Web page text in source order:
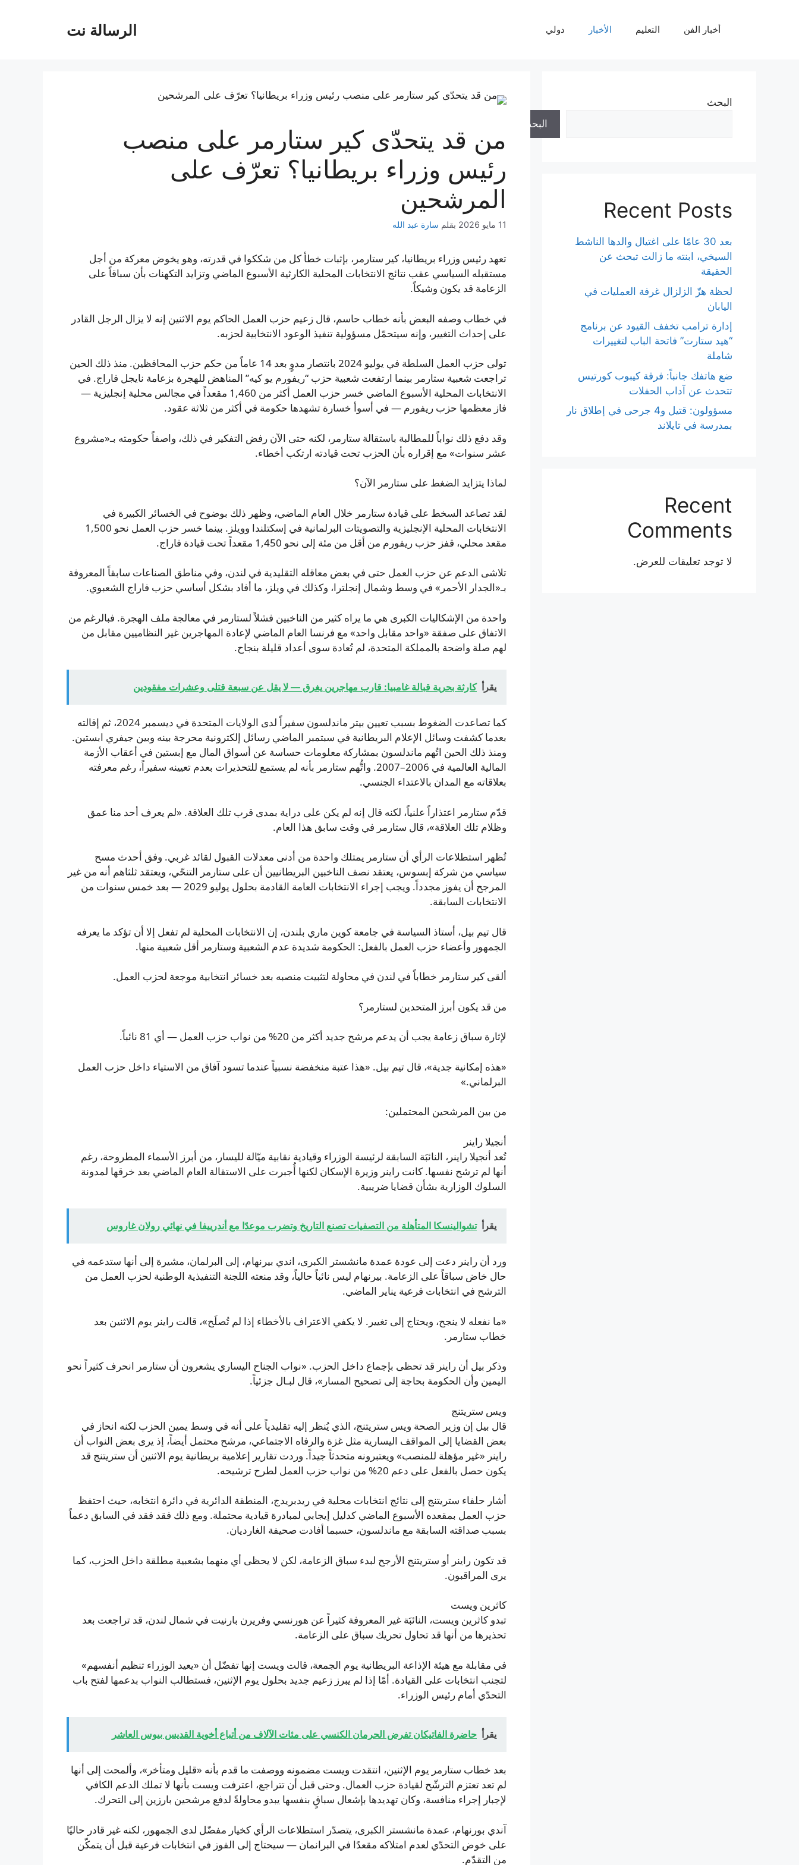
الرسالة نت أخبار الفن التعليم الأخبار دولي
من قد يتحدّى كير ستارمر على منصب
رئيس وزراء بريطانيا؟ تعرّف على
المرشحين
11 مايو 2026 بقلم سارة عبد الله
تعهد رئيس وزراء بريطانيا، كير ستارمر، بإثبات خطأ كل من شككوا في قدرته، وهو يخوض معركة من أجل
مستقبله السياسي عقب نتائج الانتخابات المحلية الكارثية الأسبوع الماضي وتزايد التكهنات بأن سباقاً على
الزعامة قد يكون وشيكاً.
في خطاب وصفه البعض بأنه خطاب حاسم، قال زعيم حزب العمل الحاكم يوم الاثنين إنه لا يزال الرجل القادر
على إحداث التغيير، وإنه سيتحمّل مسؤولية تنفيذ الوعود الانتخابية لحزبه.
تولى حزب العمل السلطة في يوليو 2024 بانتصار مدوٍ بعد 14 عاماً من حكم حزب المحافظين. منذ ذلك الحين
تراجعت شعبية ستارمر بينما ارتفعت شعبية حزب “ريفورم يو كيه” المناهض للهجرة بزعامة نايجل فاراج. في
الانتخابات المحلية الأسبوع الماضي خسر حزب العمل أكثر من 1,460 مقعداً في مجالس محلية إنجليزية —
فاز معظمها حزب ريفورم — في أسوأ خسارة تشهدها حكومة في أكثر من ثلاثة عقود.
وقد دفع ذلك نواباً للمطالبة باستقالة ستارمر، لكنه حتى الآن رفض التفكير في ذلك، واصفاً حكومته بـ«مشروع
عشر سنوات» مع إقراره بأن الحزب تحت قيادته ارتكب أخطاء.
لماذا يتزايد الضغط على ستارمر الآن؟
لقد تصاعد السخط على قيادة ستارمر خلال العام الماضي، وظهر ذلك بوضوح في الخسائر الكبيرة في
الانتخابات المحلية الإنجليزية والتصويتات البرلمانية في إسكتلندا وويلز. بينما خسر حزب العمل نحو 1,500
مقعد محلي، قفز حزب ريفورم من أقل من مئة إلى نحو 1,450 مقعداً تحت قيادة فاراج.
تلاشى الدعم عن حزب العمل حتى في بعض معاقله التقليدية في لندن، وفي مناطق الصناعات سابقاً المعروفة
بـ«الجدار الأحمر» في وسط وشمال إنجلترا، وكذلك في ويلز، ما أفاد بشكل أساسي حزب فاراج الشعبوي.
واحدة من الإشكاليات الكبرى هي ما يراه كثير من الناخبين فشلاً لستارمر في معالجة ملف الهجرة. فبالرغم من
الاتفاق على صفقة «واحد مقابل واحد» مع فرنسا العام الماضي لإعادة المهاجرين غير النظاميين مقابل من
لهم صلة واضحة بالمملكة المتحدة، لم تُعادة سوى أعداد قليلة بنجاح.
يقرأ كارثة بحرية قبالة غامبيا: قارب مهاجرين يغرق — لا يقل عن سبعة قتلى وعشرات مفقودين
كما تصاعدت الضغوط بسبب تعيين بيتر ماندلسون سفيراً لدى الولايات المتحدة في ديسمبر 2024، ثم إقالته
بعدما كشفت وسائل الإعلام البريطانية في سبتمبر الماضي رسائل إلكترونية محرجة بينه وبين جيفري ابستين.
ومنذ ذلك الحين اتُهم ماندلسون بمشاركة معلومات حساسة عن أسواق المال مع إبستين في أعقاب الأزمة
المالية العالمية في 2006–2007. واتُّهم ستارمر بأنه لم يستمع للتحذيرات بعدم تعيينه سفيراً، رغم معرفته
بعلاقاته مع المدان بالاعتداء الجنسي.
قدّم ستارمر اعتذاراً علنياً، لكنه قال إنه لم يكن على دراية بمدى قرب تلك العلاقة. «لم يعرف أحد منا عمق
وظلام تلك العلاقة»، قال ستارمر في وقت سابق هذا العام.
تُظهر استطلاعات الرأي أن ستارمر يمتلك واحدة من أدنى معدلات القبول لقائد غربي. وفق أحدث مسح
سياسي من شركة إبسوس، يعتقد نصف الناخبين البريطانيين أن على ستارمر التنحّي، ويعتقد ثلثاهم أنه من غير
المرجح أن يفوز مجدداً. ويجب إجراء الانتخابات العامة القادمة بحلول يوليو 2029 — بعد خمس سنوات من
الانتخابات السابقة.
قال تيم بيل، أستاذ السياسة في جامعة كوين ماري بلندن، إن الانتخابات المحلية لم تفعل إلا أن تؤكد ما يعرفه
الجمهور وأعضاء حزب العمل بالفعل: الحكومة شديدة عدم الشعبية وستارمر أقل شعبية منها.
ألقى كير ستارمر خطاباً في لندن في محاولة لتثبيت منصبه بعد خسائر انتخابية موجعة لحزب العمل.
من قد يكون أبرز المتحدين لستارمر؟
لإثارة سباق زعامة يجب أن يدعم مرشح جديد أكثر من 20% من نواب حزب العمل — أي 81 نائباً.
«هذه إمكانية جدية»، قال تيم بيل. «هذا عتبة منخفضة نسبياً عندما تسود آفاق من الاستياء داخل حزب العمل
البرلماني.»
من بين المرشحين المحتملين:
أنجيلا راينر
تُعد أنجيلا راينر، النائبَة السابقة لرئيسة الوزراء وقيادية نقابية ميّالة لليسار، من أبرز الأسماء المطروحة، رغم
أنها لم ترشح نفسها. كانت راينر وزيرة الإسكان لكنها أُجبرت على الاستقالة العام الماضي بعد خرقها لمدونة
السلوك الوزارية بشأن قضايا ضريبية.
يقرأ تشوالينسكا المتأهلة من التصفيات تصنع التاريخ وتضرب موعدًا مع أندرييفا في نهائي رولان غاروس
ورد أن راينر دعت إلى عودة عمدة مانشستر الكبرى، اندي بيرنهام، إلى البرلمان، مشيرة إلى أنها ستدعمه في
حال خاض سباقاً على الزعامة. بيرنهام ليس نائباً حالياً، وقد منعته اللجنة التنفيذية الوطنية لحزب العمل من
الترشح في انتخابات فرعية يناير الماضي.
«ما نفعله لا ينجح، ويحتاج إلى تغيير. لا يكفي الاعتراف بالأخطاء إذا لم تُصلَح»، قالت راينر يوم الاثنين بعد
خطاب ستارمر.
وذكر بيل أن راينر قد تحظى بإجماع داخل الحزب. «نواب الجناح اليساري يشعرون أن ستارمر انحرف كثيراً نحو
اليمين وأن الحكومة بحاجة إلى تصحيح المسار»، قال لبـال جزئياً.
ويس ستريتنج
قال بيل إن وزير الصحة ويس ستريتنج، الذي يُنظر إليه تقليدياً على أنه في وسط يمين الحزب لكنه انحاز في
بعض القضايا إلى المواقف اليسارية مثل غزة والرفاه الاجتماعي، مرشح محتمل أيضاً، إذ يرى بعض النواب أن
راينر «غير مؤهلة للمنصب» ويعتبرونه متحدثاً جيداً. وردت تقارير إعلامية بريطانية يوم الاثنين أن ستريتنج قد
يكون حصل بالفعل على دعم 20% من نواب حزب العمل لطرح ترشيحه.
أشار حلفاء ستريتنج إلى نتائج انتخابات محلية في ريدبريدج، المنطقة الدائرية في دائرة انتخابه، حيث احتفظ
حزب العمل بمقعده الأسبوع الماضي كدليل إيجابي لمبادرة قيادية محتملة. ومع ذلك فقد فقد في السابق دعماً
بسبب صداقته السابقة مع ماندلسون، حسبما أفادت صحيفة الغارديان.
قد تكون راينر أو ستريتنج الأرجح لبدء سباق الزعامة، لكن لا يحظى أي منهما بشعبية مطلقة داخل الحزب، كما
يرى المراقبون.
كاثرين ويست
تبدو كاثرين ويست، النائبَة غير المعروفة كثيراً عن هورنسي وفريرن بارنيت في شمال لندن، قد تراجعت بعد
تحذيرها من أنها قد تحاول تحريك سباق على الزعامة.
في مقابلة مع هيئة الإذاعة البريطانية يوم الجمعة، قالت ويست إنها تفضّل أن «يعيد الوزراء تنظيم أنفسهم»
لتجنب انتخابات على القيادة. أمّا إذا لم يبرز زعيم جديد بحلول يوم الإثنين، فستطالب النواب بدعمها لفتح باب
التحدّي أمام رئيس الوزراء.
يقرأ حاضرة الفاتيكان تفرض الحرمان الكنسي على مئات الآلاف من أتباع أخوية القديس بيوس العاشر
بعد خطاب ستارمر يوم الإثنين، انتقدت ويست مضمونه ووصفت ما قدم بأنه «قليل ومتأخر»، وألمحت إلى أنها
لم تعد تعتزم الترشّح لقيادة حزب العمال. وحتى قبل أن تتراجع، اعترفت ويست بأنها لا تملك الدعم الكافي
لإجبار إجراء منافسة، وكان تهديدها بإشعال سباقٍ بنفسها يبدو محاولةً لدفع مرشحين بارزين إلى التحرك.
آندي بورنهام، عمدة مانشستر الكبرى، يتصدّر استطلاعات الرأي كخيار مفضّل لدى الجمهور، لكنه غير قادر حاليًا
على خوض التحدّي لعدم امتلاكه مقعدًا في البرانمان — سيحتاج إلى الفوز في انتخابات فرعية قبل أن يتمكّن
من التقدّم.
البحث
البحث
Recent Posts
بعد 30 عامًا على اغتيال والدها الناشط
السيخي، ابنته ما زالت تبحث عن
الحقيقة
لحظة هزّ الزلزال غرفة العمليات في
اليابان
إدارة ترامب تخفف القيود عن برنامج
“هيد ستارت” فاتحة الباب لتغييرات
شاملة
ضع هاتفك جانباً: فرقة كيبوب كورتيس
تتحدث عن آداب الحفلات
مسؤولون: قتيل و4 جرحى في إطلاق نار
بمدرسة في تايلاند
Recent
Comments
لا توجد تعليقات للعرض.